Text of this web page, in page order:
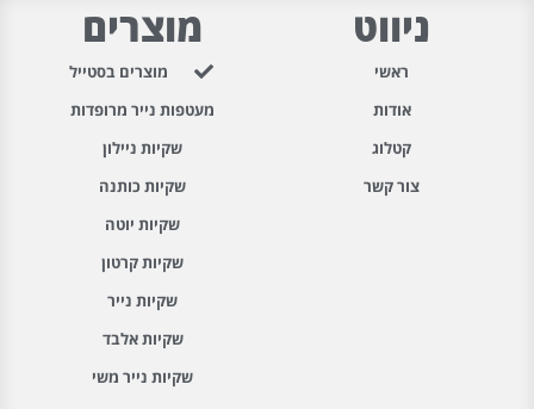
ניווט
ראשי
אודות
קטלוג
צור קשר
מוצרים
מוצרים בסטייל
מעטפות נייר מרופדות
שקיות ניילון
שקיות כותנה
שקיות יוטה
שקיות קרטון
שקיות נייר
שקיות אלבד
שקיות נייר משי